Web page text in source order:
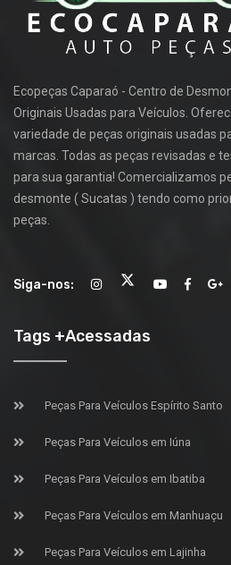
Ecopeças Caparaó - Centro de
Originais Usadas para Veículos.
variedade de peças originais usadas
marcas. Todas as peças revisadas e
para sua garantia! Comercializamos
desmonte ( Sucatas ) tendo como
peças.
Siga-nos:
Tags +Acessadas
Peças Para Veículos Espírito Santo
Peças Para Veículos em Iúna
Peças Para Veículos em Ibatiba
Peças Para Veículos em Manhuaçu
Peças Para Veículos em Lajinha